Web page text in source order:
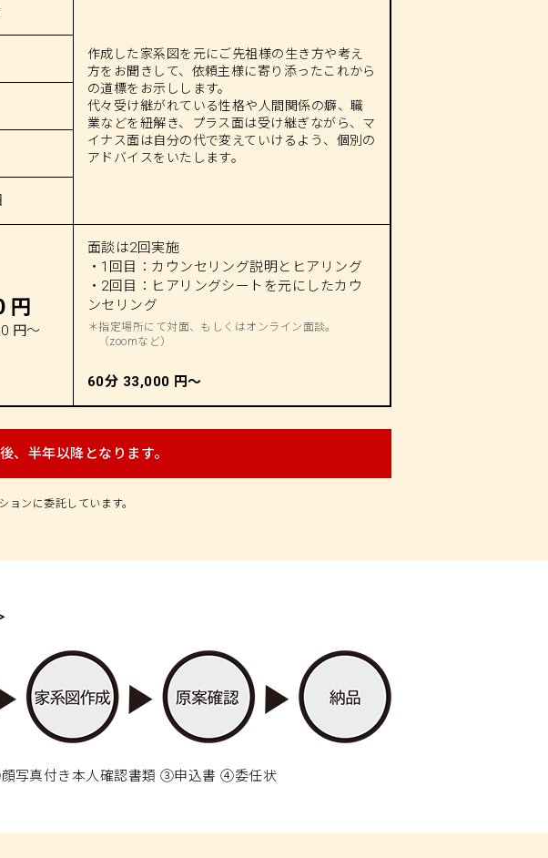
作成した家系図を元にご先祖様の生き方や考え
方をお聞きして、依頼主様に寄り添ったこれから
の道標をお示しします。
代々受け継がれている性格や人間関係の癖、職
業などを紐解き、プラス面は受け継ぎながら、マ
イナス面は自分の代で変えていけるよう、個別の
アドバイスをいたします。
円
円～
面談は2回実施
・1回目：カウンセリング説明とヒアリング
・2回目：ヒアリングシートを元にしたカウ
ンセリング
＊指定場所にて対面、もしくはオンライン面談。
（zoomなど）
60分 33,000 円～
、半年以降となります。
ンに委託しています。
写真付き本人確認書類 ③申込書 ④委任状